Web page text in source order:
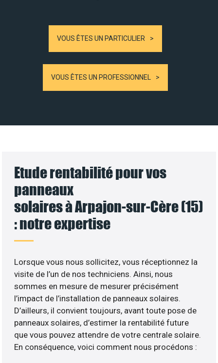
VOUS ÊTES UN PARTICULIER
VOUS ÊTES UN PROFESSIONNEL
Etude rentabilité pour vos
panneaux
solaires à Arpajon-sur-Cère (15)
: notre expertise
Lorsque vous nous sollicitez, vous réceptionnez la
visite de l’un de nos techniciens. Ainsi, nous
sommes en mesure de mesurer précisément
l’impact de l’installation de panneaux solaires.
D’ailleurs, il convient toujours, avant toute pose de
panneaux solaires, d’estimer la rentabilité future
que vous pouvez attendre de votre centrale solaire.
En conséquence, voici comment nous procédons :